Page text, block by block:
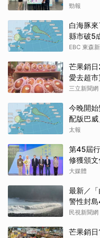
勁報
白海豚
縣市破5
EBC 東森
芒果銷
愛去超
三立新聞網
今晚開
配版巴
太報
第45屆
修獲頒
大媒體
最新／
警性封
民視新聞網
芒果銷